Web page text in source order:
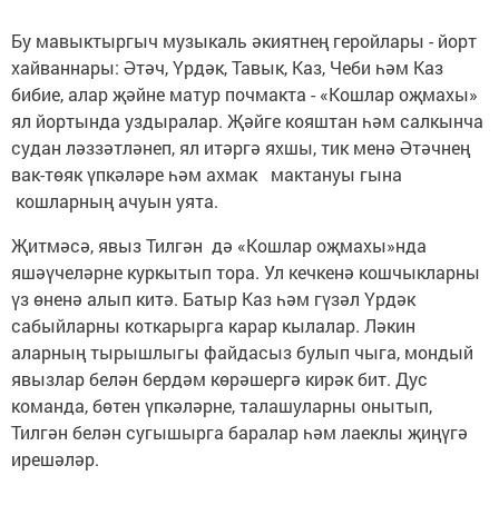
Бу мавыктыргыч музыкаль әкиятнең геройлары - йорт
хайваннары: Әтәч, Үрдәк, Тавык, Каз, Чеби һәм Каз
бибие, алар җәйне матур почмакта - «Кошлар оҗмахы»
ял йортында уздыралар. Җәйге кояштан һәм салкынча
судан ләззәтләнеп, ял итәргә яхшы, тик менә Әтәчнең
вак-төяк үпкәләре һәм ахмак мактануы гына
кошларның ачуын уята.
Җитмәсә, явыз Тилгән дә «Кошлар оҗмахы»нда
яшәүчеләрне куркытып тора. Ул кечкенә кошчыкларны
үз өненә алып китә. Батыр Каз һәм гүзәл Үрдәк
сабыйларны коткарырга карар кылалар. Ләкин
аларның тырышлыгы файдасыз булып чыга, мондый
явызлар белән бердәм көрәшергә кирәк бит. Дус
команда, бөтен үпкәләрне, талашуларны онытып,
Тилгән белән сугышырга баралар һәм лаеклы җиңүгә
ирешәләр.